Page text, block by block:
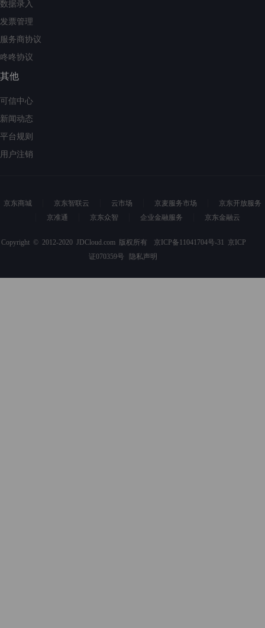
数据录入
发票管理
服务商协议
咚咚协议
其他
可信中心
新闻动态
平台规则
用户注销
京东商城 京东智联云 云市场 京麦服务市场
京东开放服务
京准通
京东众智 企业金融服务 京东金融云
Copyright © 2012-2020 JDCloud.com 版权所有 京ICP备11041704号-31 京ICP
证070359号
隐私声明